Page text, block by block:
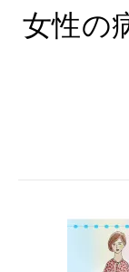
女性の